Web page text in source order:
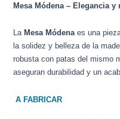
Mesa Módena – Elegancia
La Mesa Módenaes una
la solidez y belleza de la
robusta con patas del mismo
aseguran durabilidad y un
A FABRICAR